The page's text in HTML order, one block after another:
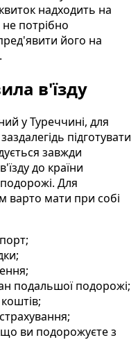
надходить на
потрібно
його на
в'їзду
у Туреччині, для
підготувати
завжди
до країни
Для
варто мати при собі
подальшої подорожі;
ви подорожуєте з